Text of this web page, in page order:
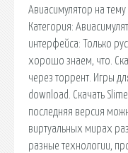
Авиасимулятор на
Категория:
интерфейса: Только
хорошо знаем, что.
через торрент. Игры
download. Скачать
последняя версия
виртуальных мирах
разные технологии,